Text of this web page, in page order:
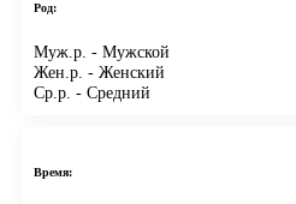
Род:
Муж.р. - Мужской
Жен.р. - Женский
Ср.р. - Средний
Время: